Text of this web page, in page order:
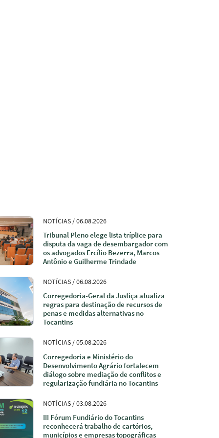
NOTÍCIAS / 06.08.2026
Tribunal Pleno elege lista tríplice para
disputa da vaga de desembargador com
os advogados Ercílio Bezerra, Marcos
Antônio e Guilherme Trindade
NOTÍCIAS / 06.08.2026
Corregedoria-Geral da Justiça atualiza
regras para destinação de recursos de
penas e medidas alternativas no
Tocantins
NOTÍCIAS / 05.08.2026
Corregedoria e Ministério do
Desenvolvimento Agrário fortalecem
diálogo sobre mediação de conflitos e
regularização fundiária no Tocantins
NOTÍCIAS / 03.08.2026
III Fórum Fundiário do Tocantins
reconhecerá trabalho de cartórios,
municípios e empresas topográficas